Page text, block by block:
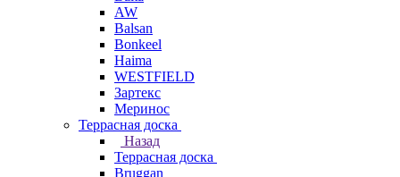
AW
Balsan
Bonkeel
Haima
WESTFIELD
Зартекс
Меринос
Террасная доска
Назад
Террасная доска
Bruggan